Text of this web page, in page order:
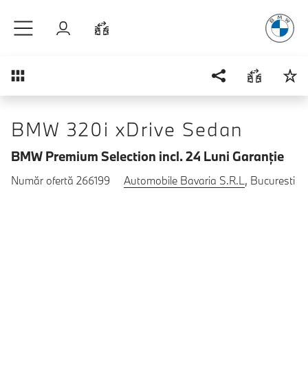
Autentificare
Prezentare generală
BMW 320i xDrive Sedan
BMW Premium Selection incl. 24 Luni Garanţie
Număr ofertă 266199 Automobile Bavaria S.R.L, Bucuresti